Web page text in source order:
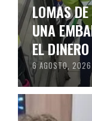
LOMAS
UNA
EL
6 AGOSTO, 2026